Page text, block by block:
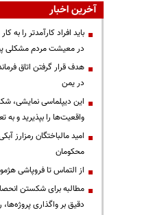
آخرین اخبار
باید افراد کارآمدتر را
در معیشت مردم مشکلی
هدف قرار گرفتن اتاق‌
در یمن
این دیپلماسی
واقعیت‌ها را بپذیرید و
امید مالباختگان رمزارز
محکومان
از التماس تا فروپاشی
مطالبه برای شکستن
دقیق بر واگذاری پروژه‌ها،